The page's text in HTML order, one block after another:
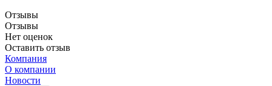
Отзывы
Отзывы
Нет оценок
Оставить отзыв
Компания
О компании
Новости